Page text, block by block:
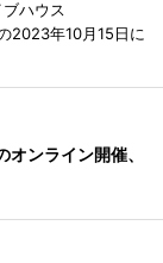
ハウス
2023年10月15日に
ンライン開催、